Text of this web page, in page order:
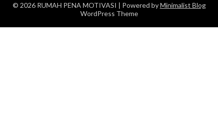
© 2026 RUMAH PENA MOTIVASI | Powered byMinimalist Blog
WordPress Theme